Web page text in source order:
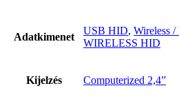
Adatkimenet
USB HID, Wireless /
WIRELESS HID
Kijelzés Computerized 2,4”